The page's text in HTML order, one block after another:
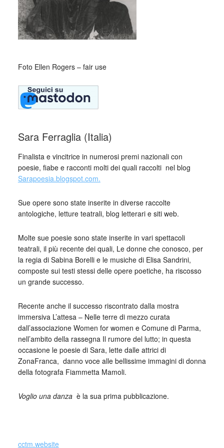
Foto Ellen Rogers – fair use
Sara Ferraglia (Italia)
Finalista e vincitrice in numerosi premi nazionali con
poesie, fiabe e racconti molti dei quali raccolti nel blog
Sarapoesia.blogspot.com.
Sue opere sono state inserite in diverse raccolte
antologiche, letture teatrali, blog letterari e siti web.
Molte sue poesie sono state inserite in vari spettacoli
teatrali, il più recente dei quali, Le donne che conosco, per
la regia di Sabina Borelli e le musiche di Elisa Sandrini,
composte sui testi stessi delle opere poetiche, ha riscosso
un grande successo.
Recente anche il successo riscontrato dalla mostra
immersiva L’attesa – Nelle terre di mezzo curata
dall’associazione Women for women e Comune di Parma,
nell’ambito della rassegna Il rumore del lutto; in questa
occasione le poesie di Sara, lette dalle attrici di
ZonaFranca, danno voce alle bellissime immagini di donna
della fotografa Fiammetta Mamoli.
Voglio una danzaè la sua prima pubblicazione.
cctm.website